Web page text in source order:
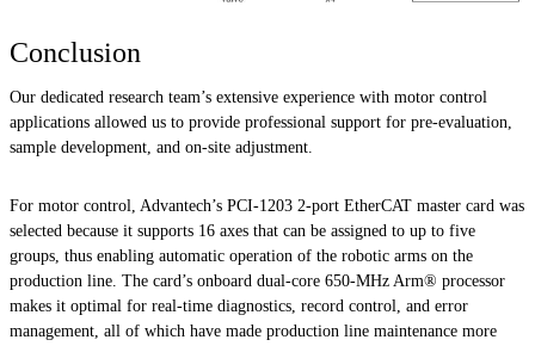
Conclusion
Our dedicated research team’s extensive experience with motor control
applications allowed us to provide professional support for pre-evaluation,
sample development, and on-site adjustment.
For motor control, Advantech’s PCI-1203 2-port EtherCAT master card was
selected because it supports 16 axes that can be assigned to up to five
groups, thus enabling automatic operation of the robotic arms on the
production line. The card’s onboard dual-core 650-MHz Arm® processor
makes it optimal for real-time diagnostics, record control, and error
management, all of which have made production line maintenance more